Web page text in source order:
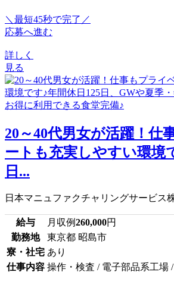
＼最短45秒で完了／
応募へ進む
詳しく
見る
20～40代男女が活躍！仕
ートも充実しやすい環境
日...
日本マニュファクチャリングサービス
給与 月収例260,000円
勤務地
東京都 昭島市
寮・社宅 あり
仕事内容 操作・検査 / 電子部品系工場